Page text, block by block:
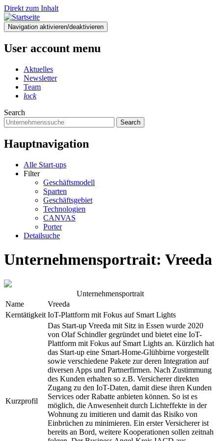
Direkt zum Inhalt
Navigation aktivieren/deaktivieren
User account menu
Aktuelles
Newsletter
Team
lock
Search
Search
Hauptnavigation
Alle Start-ups
Filter
Geschäftsmodell
Sparten
Geschäftsgebiet
Technologien
CANVAS
Porter
Detailsuche
Unternehmensportrait: Vreeda
Unternehmensportrait
Name
Vreeda
Kerntätigkeit IoT-Plattform mit Fokus auf Smart Lights
Kurzprofil
Das Start-up Vreeda mit Sitz in Essen wurde 2020
von Olaf Schindler gegründet und bietet eine IoT-
Plattform mit Fokus auf Smart Lights an. Kürzlich hat
das Start-up eine Smart-Home-Glühbirne vorgestellt
sowie verschiedene Pakete zur deren Integration auf
diversen Apps und Partnerfirmen. Nach Zustimmung
des Kunden erhalten so z.B. Versicherer direkten
Zugang zu den IoT-Daten, damit diese ihren Kunden
Services oder Rabatte anbieten können. So ist es
möglich, die Anwesenheit durch Lichteffekte in der
Wohnung zu imitieren und damit das Risiko von
Einbrüchen zu minimieren. Ein erster Versicherer ist
bereits an Bord, weitere Kooperationen sollen zeitnah